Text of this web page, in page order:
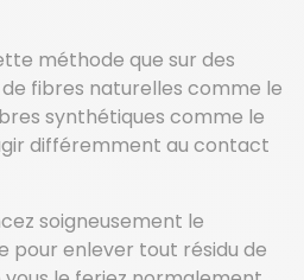
méthode que sur des
fibres naturelles comme le
synthétiques comme le
différemment au contact
soigneusement le
pour enlever tout résidu de